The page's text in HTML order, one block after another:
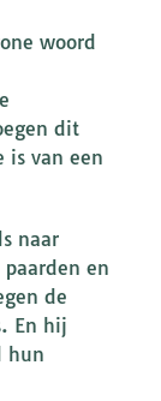
woord
dit
is van een
naar
paarden en
de
En hij
hun